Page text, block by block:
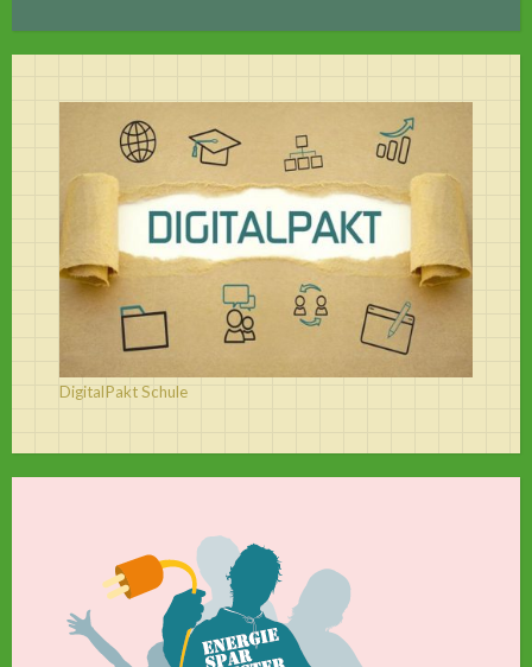
DigitalPakt Schule